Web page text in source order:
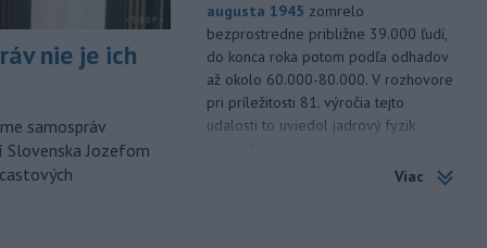
nie je ich
samospráv
Slovenska Jozefom
augusta 1945 zomrelo
bezprostredne približne 39.000 ľudí,
do konca roka potom podľa odhadov
až okolo 60.000-80.000. V rozhovore
pri príležitosti 81. výročia tejto
udalosti to uviedol jadrový fyzik
Americký Imigračný a colný
Viac